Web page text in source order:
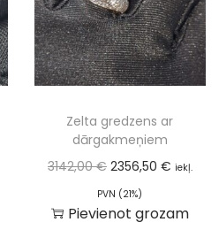
Zelta gredzens ar
dārgakmeņiem
3142,00€ 2356,50 € iekļ.
PVN (21%)
Pievienot grozam